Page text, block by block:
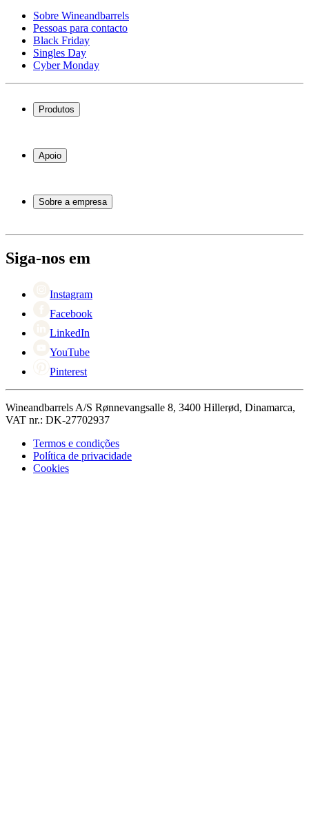
Sobre Wineandbarrels
Pessoas para contacto
Black Friday
Singles Day
Cyber Monday
Produtos
Garrafeiras
Móveis para vinho
Apoio
Atendimento
Pagamento
Retorno
Sobre a empresa
Black Friday
Singles Day
Siga-nos em
Instagram
Facebook
LinkedIn
YouTube
Pinterest
Wineandbarrels A/S Rønnevangsalle 8, 3400 Hillerød, Dinamarca,
VAT nr.: DK-27702937
Termos e condições
Política de privacidade
Cookies